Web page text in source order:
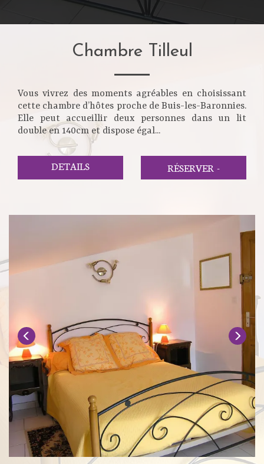
Chambre Tilleul
Vous vivrez des moments agréables en choisissant
cette chambre d’hôtes proche de Buis-les-Baronnies.
Elle peut accueillir deux personnes dans un lit
double en 140cm et dispose égal...
DETAILS RÉSERVER -